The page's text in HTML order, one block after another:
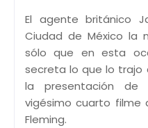
El agente británico
Ciudad de México la
sólo que en esta
secreta lo que lo trajo
la presentación de
vigésimo cuarto filme
Fleming.